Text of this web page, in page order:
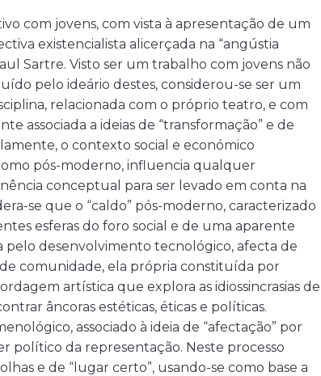
com jovens, com vista à apresentação de um
existencialista alicerçada na “angústia
Sartre. Visto ser um trabalho com jovens não
pelo ideário destes, considerou-se ser um
relacionada com o próprio teatro, e com
associada a ideias de “transformação” e de
o contexto social e económico
pós-moderno, influencia qualquer
conceptual para ser levado em conta na
se que o “caldo” pós-moderno, caracterizado
esferas do foro social e de uma aparente
pelo desenvolvimento tecnológico, afecta de
comunidade, ela própria constituída por
artística que explora as idiossincrasias de
âncoras estéticas, éticas e políticas.
associado à ideia de “afectação” por
político da representação. Neste processo
e de “lugar certo”, usando-se como base a